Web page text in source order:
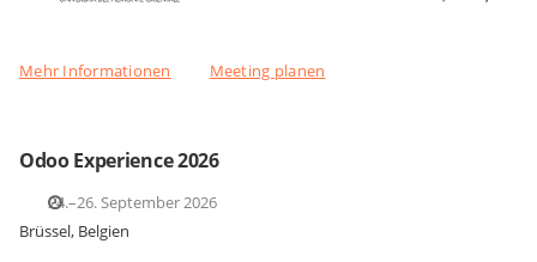
Mehr Informationen Meeting planen
Odoo Experience 2026
24.–26. September 2026
Brüssel, Belgien